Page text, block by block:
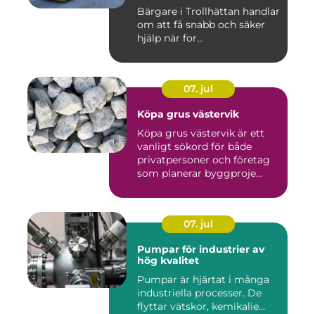
Bärgare i Trollhättan handlar
om att få snabb och säker
hjälp när for...
07. jul
Köpa grus västervik
Köpa grus västervik är ett
vanligt sökord för både
privatpersoner och företag
som planerar byggproje...
07. jul
Pumpar för industrier av
hög kvalitet
Pumpar är hjärtat i många
industriella processer. De
flyttar vätskor, kemikalie...